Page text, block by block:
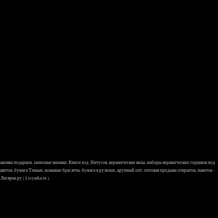
подарков, записные книжки, Книги изд. Нитусов, керамические вазы, наборы керамических горшков под
бумага Тишью, кожаные браслеты, бумага в рулонах, крупный опт, оптовая продажа открыток, пакетов -
( Lisyarka.ru )